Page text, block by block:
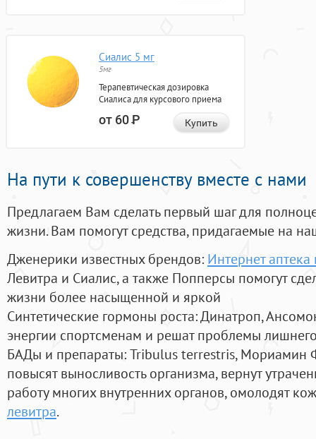
Сиалис 5 мг
5мг
Терапевтическая дозировка
Сиалиса для курсового приема
от 60Р Купить
На пути к совершенству вместе с нами
Предлагаем Вам сделать первый шаг для
жизни. Вам помогут средства, придагаемые на
Дженерики известных брендов: Интернет аптека
Левитра и Сиалис, а также Попперсы помогут
жизни более насыщенной и яркой
Синтетические гормоны роста: Динатроп,
энергии спортсменам и решат проблемы
БАДы и препараты:Tribulus terrestris, Мориамин
повысят выносливость организма, вернут
работу многих внутренних органов, омолодят
левитра.